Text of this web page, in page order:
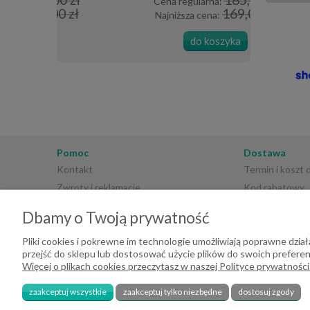
Najniższa cena:169,00 zł
Pomoc
Kontakt
Zwroty i reklamacje
Polityka prywatności
Dostawa
Termin i koszt
Kod rabatowy
2026 DeHome.pl | Tekstylia domowe DeHome | Przemysłowa 8, 43-430
Dbamy o Twoją prywatność
Pliki cookies i pokrewne im technologie umożliwiają poprawne
przejść do sklepu lub dostosować użycie plików do swoich
Więcej o plikach cookies przeczytasz w naszej Polityce
zaakceptuj wszystkie zaakceptuj tylko niezbędne dostosuj zgody